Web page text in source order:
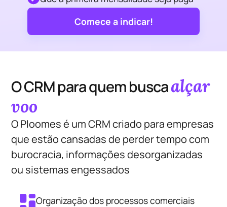
Comece a indicar!
O CRM para quem buscaalçar
voo
O Ploomes é um CRM criado para empresas
que estão cansadas de perder tempo com
burocracia, informações desorganizadas
ou sistemas engessados
Organização dos processos comerciais